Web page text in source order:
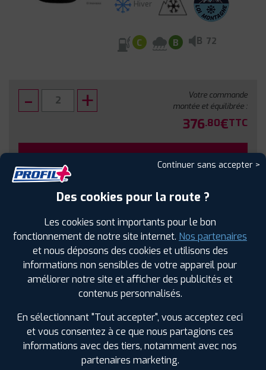
Hiver
C B B 72
Votre commande
montée et équilibrée :
376.80€TTC
Sous réserve de disponibilité en agence
SPÉCIFICATIONS AVIS CLIENTS ÉTIQUETAGE
Continuer sans accepter >
Des cookies pour la route ?
Les cookies sont importants pour le bon
fonctionnement de notre site internet. Nos partenaires
et nous déposons des cookies et utilisons des
informations non sensibles de votre appareil pour
améliorer notre site et afficher des publicités et
contenus personnalisés.
En sélectionnant "Tout accepter", vous acceptez ceci
et vous consentez à ce que nous partagions ces
informations avec des tiers, notamment avec nos
partenaires marketing.